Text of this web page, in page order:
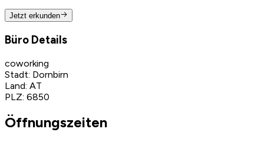
Jetzt erkunden
Büro Details
coworking
Stadt: Dornbirn
Land: AT
PLZ: 6850
Öffnungszeiten